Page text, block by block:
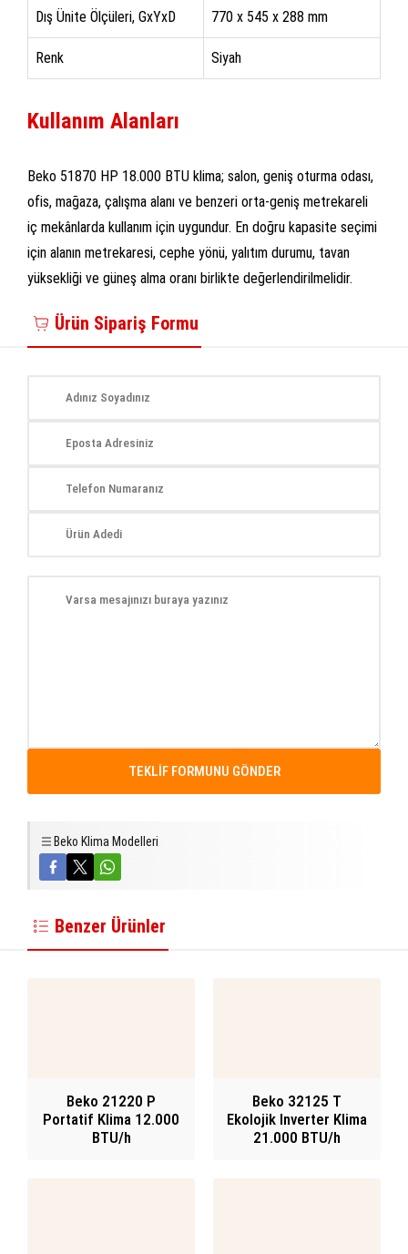
Dış Ünite Ölçüleri, GxYxD 770 x 545 x 288 mm
Renk Siyah
Kullanım Alanları
Beko 51870 HP 18.000 BTU klima; salon, geniş oturma odası,
ofis, mağaza, çalışma alanı ve benzeri orta-geniş metrekareli
iç mekânlarda kullanım için uygundur. En doğru kapasite seçimi
için alanın metrekaresi, cephe yönü, yalıtım durumu, tavan
yüksekliği ve güneş alma oranı birlikte değerlendirilmelidir.
Ürün Sipariş Formu
Beko Klima Modelleri
Benzer Ürünler
Beko 21220 P
Portatif Klima 12.000
BTU/h
Beko 32125 T
Ekolojik Inverter Klima
21.000 BTU/h